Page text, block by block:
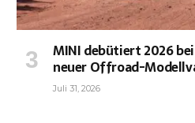
MINI debütiert 2026
neuer Offroad-
Juli 31, 2026